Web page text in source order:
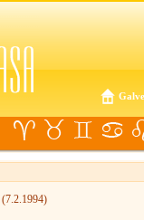
(7.2.1994)